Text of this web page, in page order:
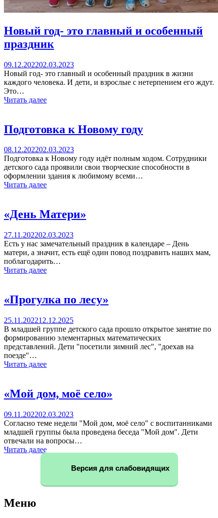
Новый год- это главный и особенный
праздник
09.12.202202.03.2023
Новый год- это главный и особенный праздник в жизни
каждого человека. И дети, и взрослые с нетерпением его ждут.
Это…
Читать далее
Подготовка к Новому году
08.12.202202.03.2023
Подготовка к Новому году идёт полным ходом. Сотрудники
детского сада проявили свои творческие способности в
оформлении здания к любимому всеми…
Читать далее
«День Матери»
27.11.202202.03.2023
Есть у нас замечательный праздник в календаре – День
матери, а значит, есть ещё один повод поздравить наших мам,
поблагодарить…
Читать далее
«Прогулка по лесу»
25.11.202212.12.2025
В младшей группе детского сада прошло открытое занятие по
формированию элементарных математических
представлений. Дети "посетили зимний лес", "доехав на
поезде"…
Читать далее
«Мой дом, моё село»
09.11.202202.03.2023
Согласно теме недели "Мой дом, моё село" с воспитанниками
младшей группы была проведена беседа "Мой дом". Дети
отвечали на вопросы…
Читать далее
Версия для слабовидящих
Меню